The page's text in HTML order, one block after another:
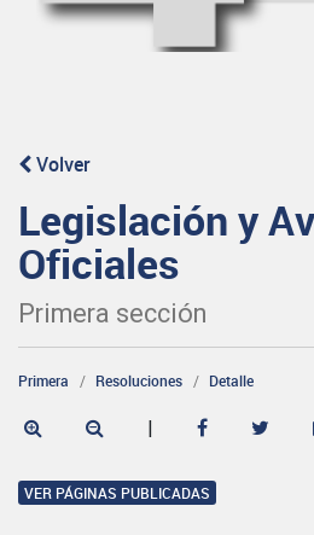
Volver
Legislación y
Oficiales
Primera sección
Primera Resoluciones Detalle
|
VER PÁGINAS PUBLICADAS